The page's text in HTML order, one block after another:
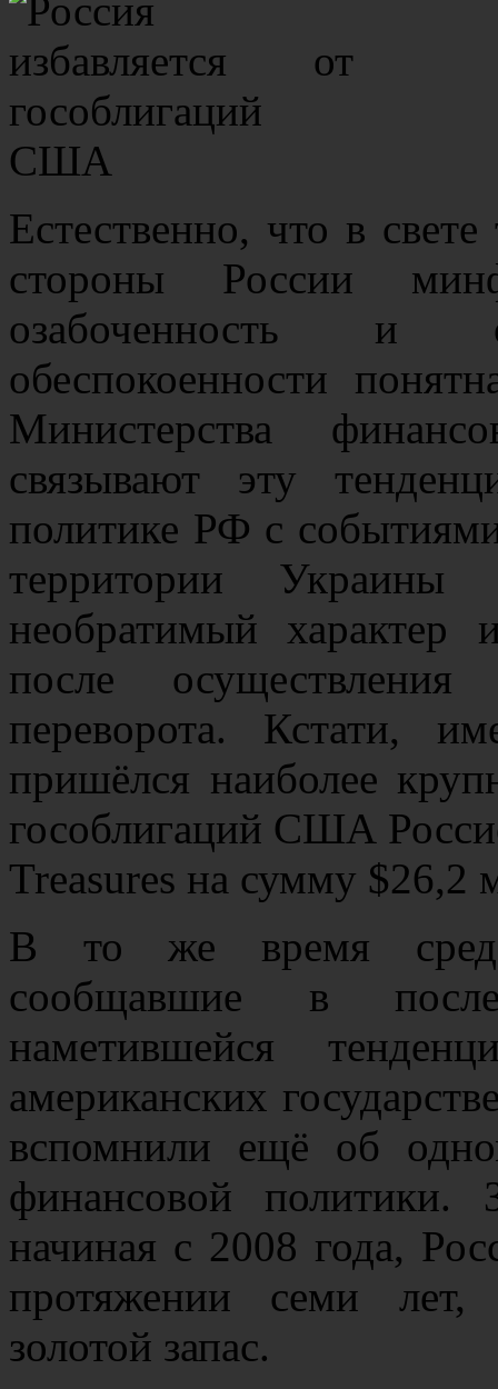
Естественно, что в
стороны России
озабоченность и
обеспокоенности
Министерства
связывают эту
политике РФ с
территории
необратимый
после
переворота. Кстати,
пришёлся наиболее
гособлигаций США
Treasures на сумму $26,2
В то же время
сообщавшие в
наметившейся
американских
вспомнили ещё об
финансовой политики.
начиная с 2008 года,
протяжении семи лет,
золотой запас.